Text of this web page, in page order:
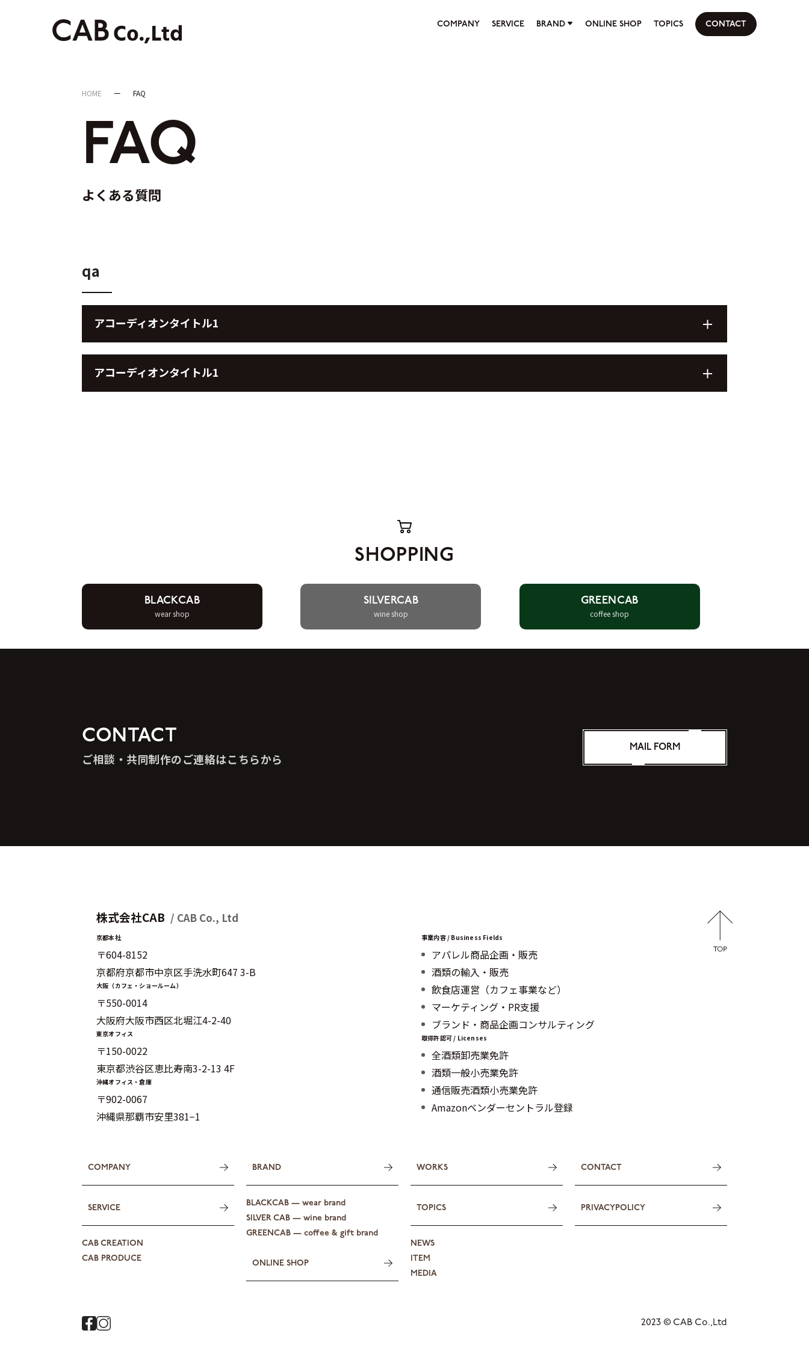
COMPANY SERVICE BRAND ONLINE SHOP TOPICS CONTACT
HOME FAQ
FAQ
よくある質問
qa
アコーディオンタイトル1
アコーディオンタイトル1
SHOPPING
BLACKCAB
wear shop
SILVERCAB
wine shop
GREENCAB
coffee shop
CONTACT
ご相談・共同制作のご連絡はこちらから
MAIL FORM
株式会社CAB / CAB Co., Ltd
京都本社
〒604-8152
京都府京都市中京区手洗水町647 3-B
大阪（カフェ・ショールーム）
〒550-0014
大阪府大阪市西区北堀江4-2-40
東京オフィス
〒150-0022
東京都渋谷区恵比寿南3-2-13 4F
沖縄オフィス・倉庫
〒902-0067
沖縄県那覇市安里381−1
事業内容 / Business Fields
アパレル商品企画・販売
酒類の輸入・販売
飲食店運営（カフェ事業など）
マーケティング・PR支援
ブランド・商品企画コンサルティング
取得許認可 / Licenses
全酒類卸売業免許
酒類一般小売業免許
通信販売酒類小売業免許
Amazonベンダーセントラル登録
COMPANY
SERVICE
CAB CREATION
CAB PRODUCE
BRAND
BLACKCAB — wear brand
SILVER CAB — wine brand
GREENCAB — coffee & gift brand
ONLINE SHOP
WORKS
TOPICS
NEWS
ITEM
MEDIA
CONTACT
PRIVACYPOLICY
2023 © CAB Co.,Ltd